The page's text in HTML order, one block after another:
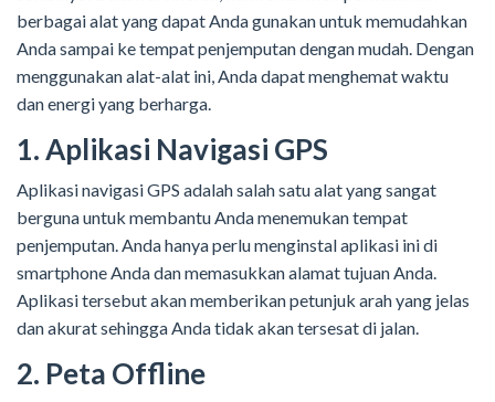
berbagai alat yang dapat Anda gunakan untuk memudahkan
Anda sampai ke tempat penjemputan dengan mudah. Dengan
menggunakan alat-alat ini, Anda dapat menghemat waktu
dan energi yang berharga.
1. Aplikasi Navigasi GPS
Aplikasi navigasi GPS adalah salah satu alat yang sangat
berguna untuk membantu Anda menemukan tempat
penjemputan. Anda hanya perlu menginstal aplikasi ini di
smartphone Anda dan memasukkan alamat tujuan Anda.
Aplikasi tersebut akan memberikan petunjuk arah yang jelas
dan akurat sehingga Anda tidak akan tersesat di jalan.
2. Peta Offline